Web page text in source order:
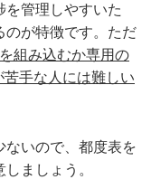
を管理しやすいた
のが特徴です。ただ
組み込むか専用の
手な人には難しい
ないので、都度表を
ましょう。